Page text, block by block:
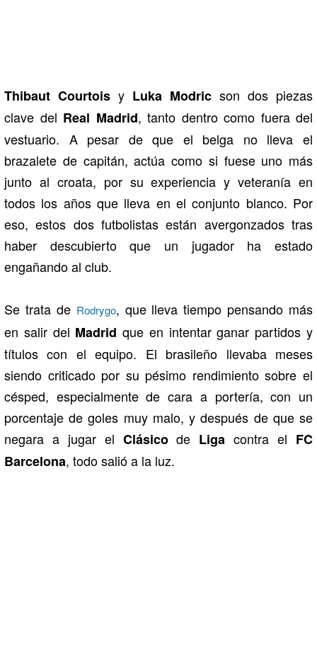
Thibaut Courtois y Luka Modric son dos piezas
clave del Real Madrid, tanto dentro como fuera del
vestuario. A pesar de que el belga no lleva el
brazalete de capitán, actúa como si fuese uno más
junto al croata, por su experiencia y veteranía en
todos los años que lleva en el conjunto blanco. Por
eso, estos dos futbolistas están avergonzados tras
haber descubierto que un jugador ha estado
engañando al club.
Se trata de Rodrygo, que lleva tiempo pensando más
en salir del Madridque en intentar ganar partidos y
títulos con el equipo. El brasileño llevaba meses
siendo criticado por su pésimo rendimiento sobre el
césped, especialmente de cara a portería, con un
porcentaje de goles muy malo, y después de que se
negara a jugar el Clásicode Ligacontra el FC
Barcelona, todo salió a la luz.